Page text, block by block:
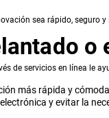
sea rápido, seguro y
o
de servicios en línea le
más rápida y
y evitar la